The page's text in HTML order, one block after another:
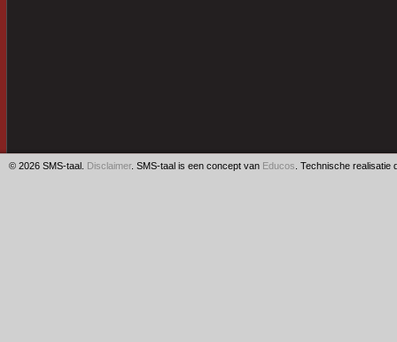
© 2026 SMS-taal. Disclaimer. SMS-taal is een concept van Educos . Technische realisatie